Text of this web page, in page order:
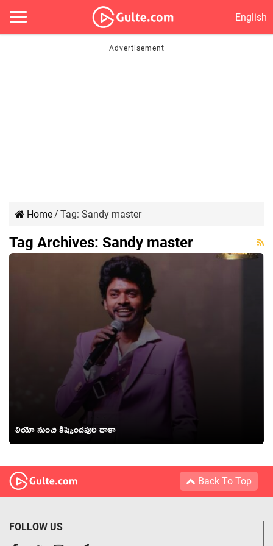
English
Home/ Tag: Sandy master
Tag Archives: Sandy master
లియో నుంచి కిష్కిందపురి దాకా
Back To Top
FOLLOW US